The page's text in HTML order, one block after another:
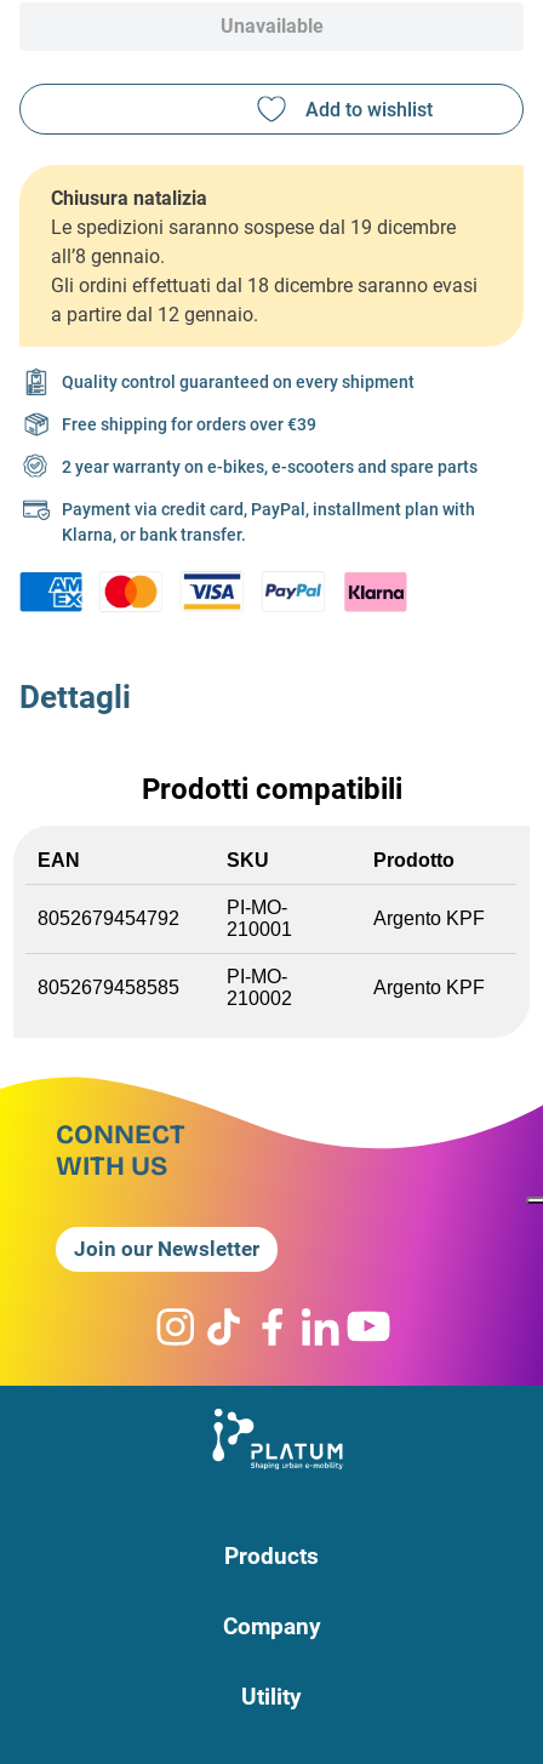
Unavailable
Chiusura natalizia
Le spedizioni saranno sospese dal 19 dicembre
all’8 gennaio.
Gli ordini effettuati dal 18 dicembre saranno evasi
a partire dal 12 gennaio.
Quality control guaranteed on every shipment
Free shipping for orders over €39
2 year warranty on e-bikes, e-scooters and spare parts
Payment via credit card, PayPal, installment plan with
Klarna, or bank transfer.
Dettagli
Prodotti compatibili
EAN SKU Prodotto
8052679454792
PI-MO-
210001
Argento KPF
8052679458585
PI-MO-
210002
Argento KPF
CONNECT
WITH US
Join our Newsletter
Products
Company
Utility